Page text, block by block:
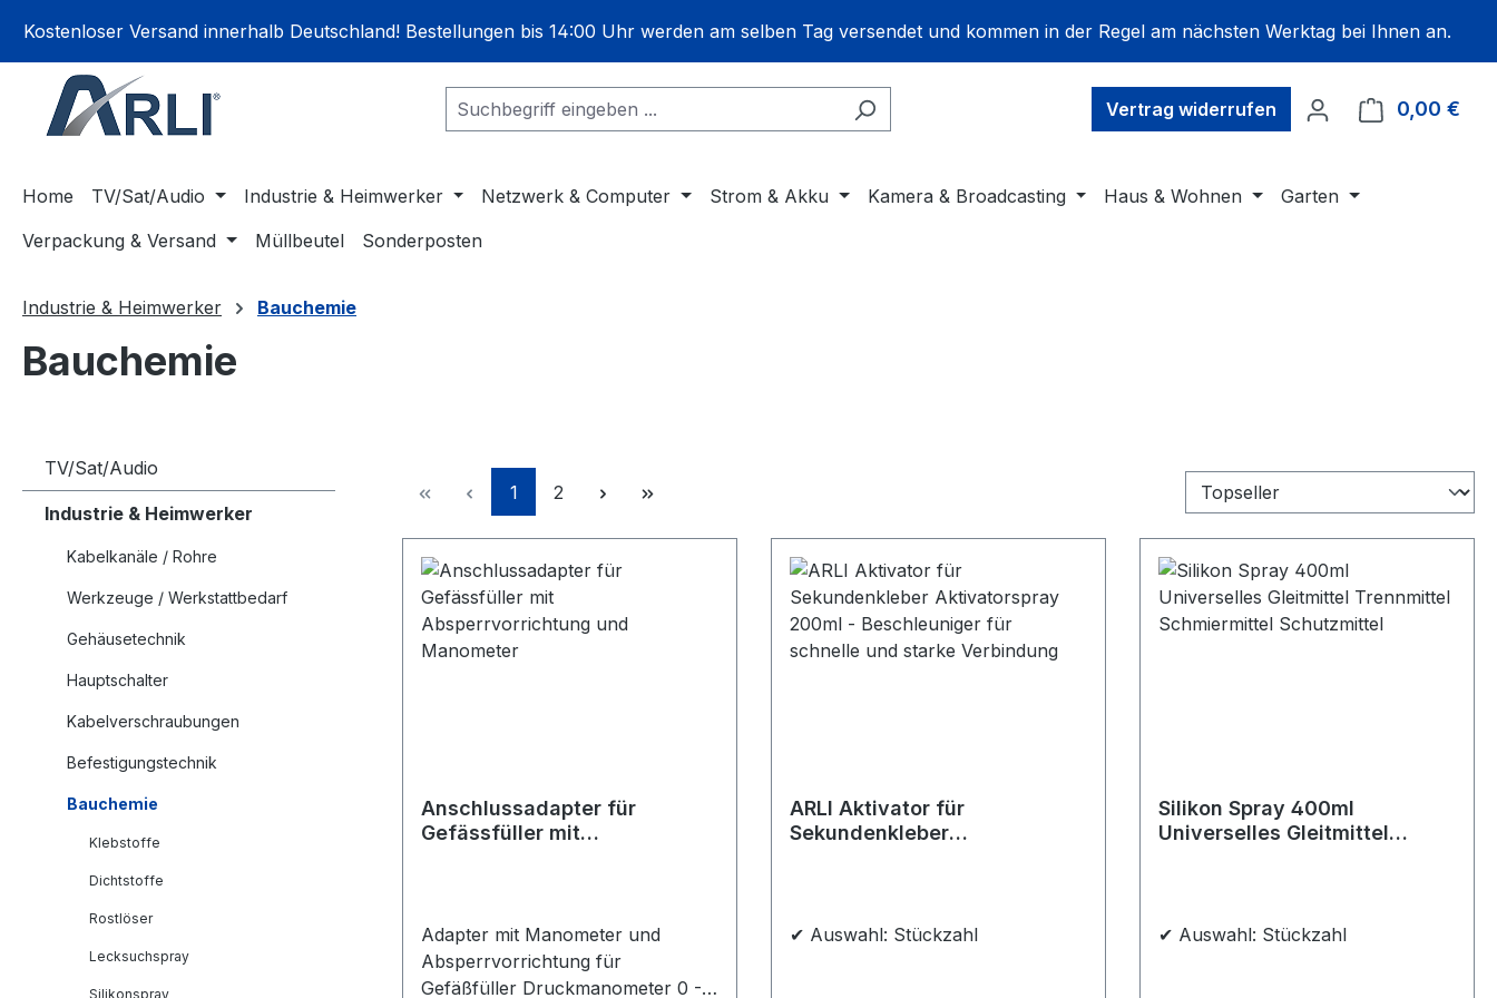
Zur Hauptnavigation springen
Kostenloser Versand innerhalb Deutschland! Bestellungen bis 14:00 Uhr werden am selben Tag versendet und kommen in der Regel am nächsten Werktag bei Ihnen an.
Vertrag widerrufen 0,00 €
Home TV/Sat/Audio Industrie & Heimwerker Netzwerk & Computer Strom & Akku Kamera & Broadcasting Haus & Wohnen
Garten
Verpackung & Versand
Müllbeutel Sonderposten
Industrie & Heimwerker Bauchemie
Bauchemie
TV/Sat/Audio
Industrie & Heimwerker
Kabelkanäle / Rohre
Werkzeuge / Werkstattbedarf
Gehäusetechnik
Hauptschalter
Kabelverschraubungen
Befestigungstechnik
Bauchemie
Klebstoffe
Dichtstoffe
Rostlöser
Lecksuchspray
Silikonspray
Seite
1 Seite
2
Anschlussadapter für
Gefässfüller mit
Adapter mit Manometer und
Absperrvorrichtung für
Gefäßfüller Druckmanometer 0 - 6
ARLI Aktivator für
Sekundenkleber
✔ Auswahl: Stückzahl
Silikon Spray 400ml
Universelles Gleitmittel
✔ Auswahl: Stückzahl